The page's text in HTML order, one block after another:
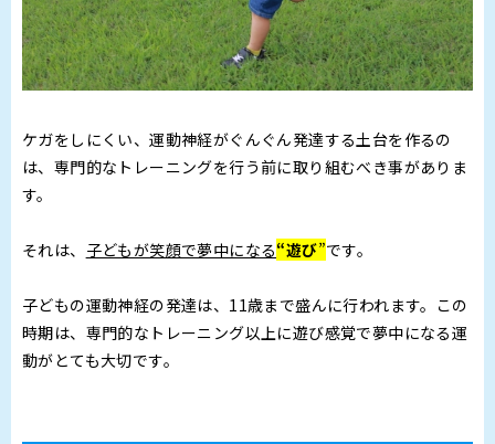
ケガをしにくい、運動神経がぐんぐん発達する土台を作るの
は、専門的なトレーニングを行う前に取り組むべき事がありま
す。
それは、 子どもが笑顔で夢中になる“遊び”です。
子どもの運動神経の発達は、11歳まで盛んに行われます。この
時期は、専門的なトレーニング以上に遊び感覚で夢中になる運
動がとても大切です。